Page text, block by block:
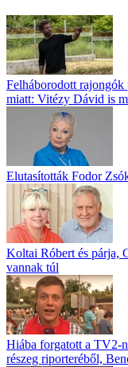
Felháborodott rajongók
miatt: Vitézy Dávid is
Elutasították Fodor
Koltai Róbert és párja,
vannak túl
Hiába forgatott a TV2-
részeg riporteréből,